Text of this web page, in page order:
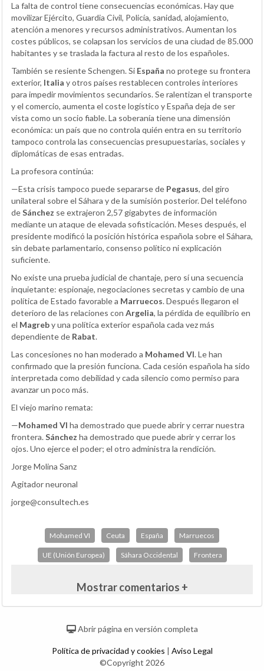
La falta de control tiene consecuencias económicas. Hay que
movilizar Ejército, Guardia Civil, Policía, sanidad, alojamiento,
atención a menores y recursos administrativos. Aumentan los
costes públicos, se colapsan los servicios de una ciudad de 85.000
habitantes y se traslada la factura al resto de los españoles.
También se resiente Schengen. Si España no protege su frontera
exterior, Italia y otros países restablecen controles interiores
para impedir movimientos secundarios. Se ralentizan el transporte
y el comercio, aumenta el coste logístico y España deja de ser
vista como un socio fiable. La soberanía tiene una dimensión
económica: un país que no controla quién entra en su territorio
tampoco controla las consecuencias presupuestarias, sociales y
diplomáticas de esas entradas.
La profesora continúa:
—Esta crisis tampoco puede separarse de Pegasus, del giro
unilateral sobre el Sáhara y de la sumisión posterior. Del teléfono
deSánchez se extrajeron 2,57 gigabytes de información
mediante un ataque de elevada sofisticación. Meses después, el
presidente modificó la posición histórica española sobre el Sáhara,
sin debate parlamentario, consenso político ni explicación
suficiente.
No existe una prueba judicial de chantaje, pero sí una secuencia
inquietante: espionaje, negociaciones secretas y cambio de una
política de Estado favorable a Marruecos. Después llegaron el
deterioro de las relaciones con Argelia, la pérdida de equilibrio en
el Magreby una política exterior española cada vez más
dependiente de Rabat.
Las concesiones no han moderado a Mohamed VI. Le han
confirmado que la presión funciona. Cada cesión española ha sido
interpretada como debilidad y cada silencio como permiso para
avanzar un poco más.
El viejo marino remata:
—Mohamed VI ha demostrado que puede abrir y cerrar nuestra
frontera.Sánchez ha demostrado que puede abrir y cerrar los
ojos. Uno ejerce el poder; el otro administra la rendición.
Jorge Molina Sanz
Agitador neuronal
jorge@consultech.es
Mohamed VI Ceuta España Marruecos
UE (Unión Europea) Sáhara Occidental Frontera
Mostrar comentarios +
Abrir página en versión completa
Política de privacidad y cookies | Aviso Legal
©Copyright 2026